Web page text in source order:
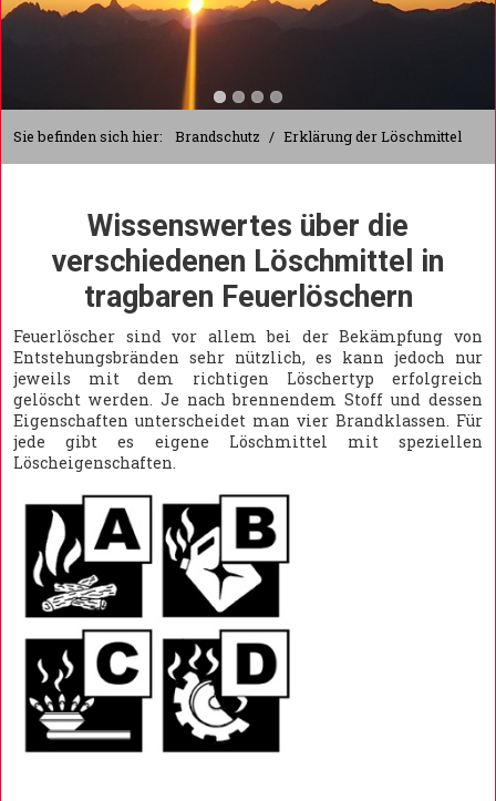
Sie befinden sich hier: Brandschutz / Erklärung der Löschmittel
Wissenswertes über die
verschiedenen Löschmittel in
tragbaren Feuerlöschern
Feuerlöscher sind vor allem bei der Bekämpfung von
Entstehungsbränden sehr nützlich, es kann jedoch nur
jeweils mit dem richtigen Löschertyp erfolgreich
gelöscht werden. Je nach brennendem Stoff und dessen
Eigenschaften unterscheidet man vier Brandklassen. Für
jede gibt es eigene Löschmittel mit speziellen
Löscheigenschaften.